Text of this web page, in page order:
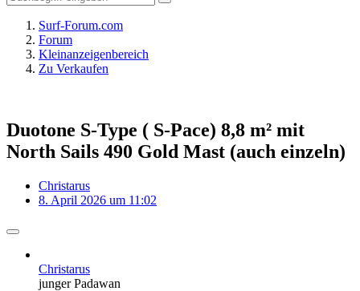
Surf-Forum.com
Forum
Kleinanzeigenbereich
Zu Verkaufen
Duotone S-Type ( S-Pace) 8,8 m² mit
North Sails 490 Gold Mast (auch einzeln)
Christarus
8. April 2026 um 11:02
Christarus
junger Padawan